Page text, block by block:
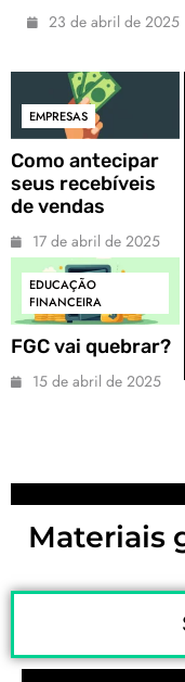
23 de abril de 2025
EMPRESAS
Como antecipar
seus recebíveis
de vendas
17 de abril de 2025
EDUCAÇÃO
FINANCEIRA
FGC vai quebrar?
15 de abril de 2025
Materiais